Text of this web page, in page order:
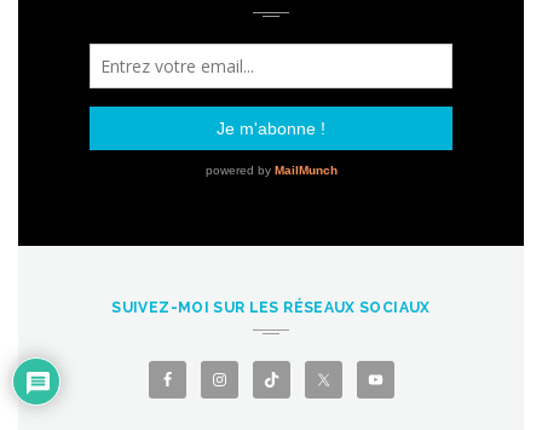
SUIVEZ-MOI SUR LES RÉSEAUX SOCIAUX